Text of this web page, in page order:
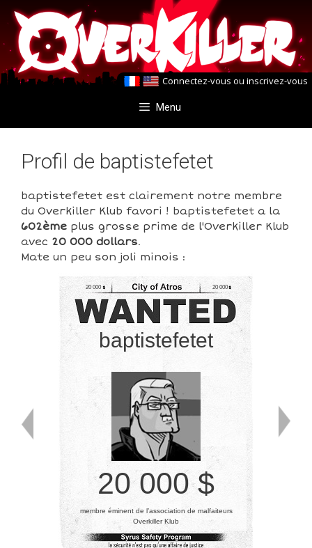
Aller
au
contenu
Aller
au
contenu
Connectez-vous ou inscrivez-vous
Menu
Profil de baptistefetet
baptistefetet est clairement notre membre
du Overkiller Klub favori ! baptistefetet a la
602ème plus grosse prime de l'Overkiller Klub
avec 20 000 dollars.
Mate un peu son joli minois :
20 000
baptistefetet
20 000
20 000 $
membre éminent de l’association de malfaiteurs
Overkiller Klub